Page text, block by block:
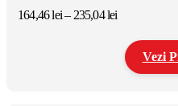
în
pagina
164,46lei– 235,04leiInterval
prețuri:
164,46 lei
până
Vezi